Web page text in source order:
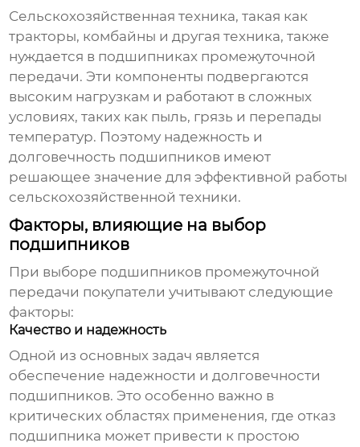
Сельскохозяйственная техника, такая как
тракторы, комбайны и другая техника, также
нуждается в подшипниках промежуточной
передачи. Эти компоненты подвергаются
высоким нагрузкам и работают в сложных
условиях, таких как пыль, грязь и перепады
температур. Поэтому надежность и
долговечность подшипников имеют
решающее значение для эффективной работы
сельскохозяйственной техники.
Факторы, влияющие на выбор
подшипников
При выборе подшипников промежуточной
передачи покупатели учитывают следующие
факторы:
Качество и надежность
Одной из основных задач является
обеспечение надежности и долговечности
подшипников. Это особенно важно в
критических областях применения, где отказ
подшипника может привести к простою